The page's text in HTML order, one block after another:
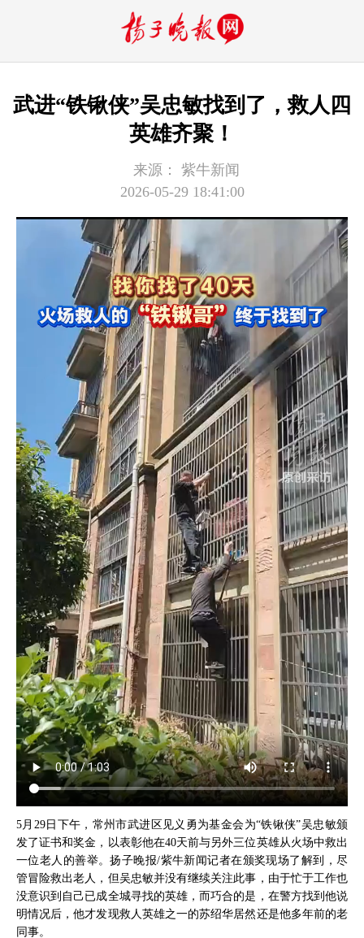
武进“铁锹侠”吴忠敏找到了，救人四
英雄齐聚！
来源：
紫牛新闻
2026-05-29 18:41:00
5月29日下午，常州市武进区见义勇为基金会为“铁锹侠”吴忠敏颁
发了证书和奖金，以表彰他在40天前与另外三位英雄从火场中救出
一位老人的善举。扬子晚报/紫牛新闻记者在颁奖现场了解到，尽
管冒险救出老人，但吴忠敏并没有继续关注此事，由于忙于工作也
没意识到自己已成全城寻找的英雄，而巧合的是，在警方找到他说
明情况后，他才发现救人英雄之一的苏绍华居然还是他多年前的老
同事。